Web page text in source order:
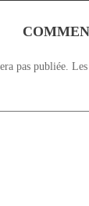
pas publiée.